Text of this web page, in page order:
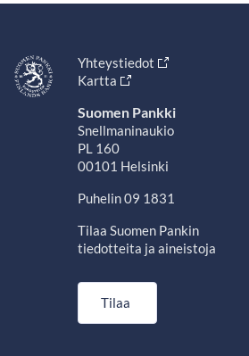
Yhteystiedot
Kartta
Suomen Pankki
Snellmaninaukio
PL 160
00101 Helsinki
Puhelin 09 1831
Tilaa Suomen Pankin
tiedotteita ja aineistoja
Tilaa